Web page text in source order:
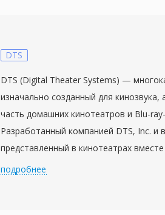
DTS
DTS (Digital Theater Systems) —
изначально созданный для
часть домашних кинотеатров и Blu-
Разработанный компанией DTS, Inc. и
представленный в кинотеатрах
Юрского периода&quot; в 1993 году,
подробнее